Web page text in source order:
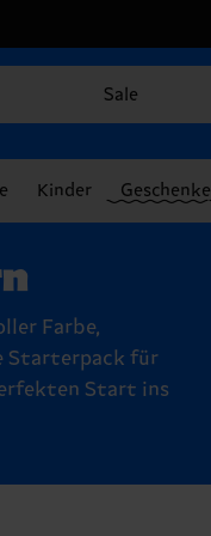
Sale
Kinder Geschenke
Farbe,
Starterpack für
Start ins